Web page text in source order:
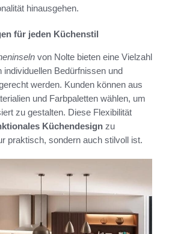
hinausgehen.
für jeden Küchenstil
von Nolte bieten eine Vielzahl
individuellen Bedürfnissen und
werden. Kunden können aus
und Farbpaletten wählen, um
zu gestalten. Diese Flexibilität
Küchendesign zu
praktisch, sondern auch stilvoll ist.